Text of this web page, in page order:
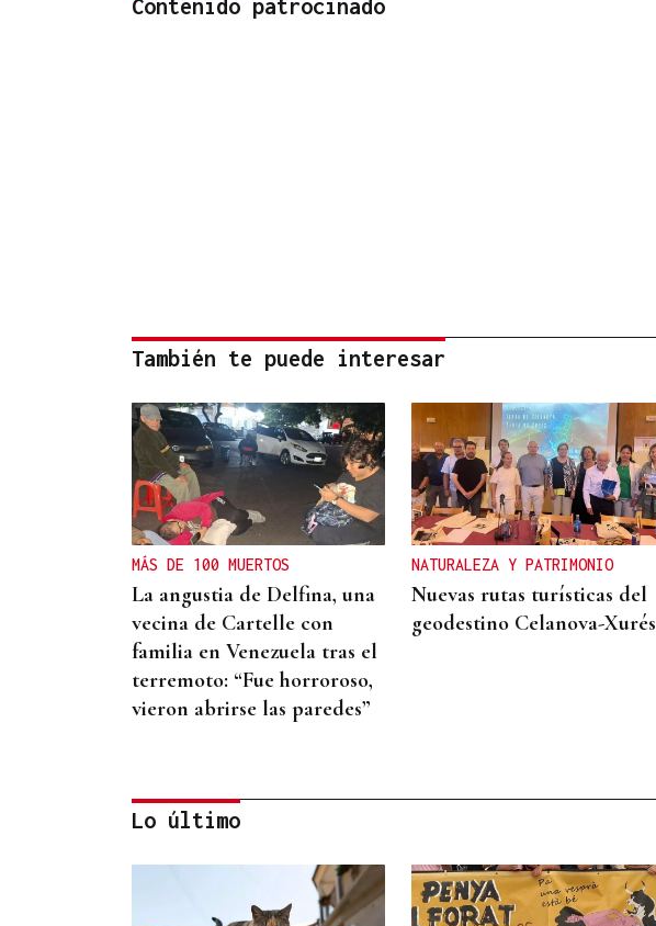
Contenido patrocinado
También te puede interesar
MÁS DE 100 MUERTOS
La angustia de Delfina, una
vecina de Cartelle con
familia en Venezuela tras el
terremoto: “Fue horroroso,
vieron abrirse las paredes”
NATURALEZA Y PATRIMONIO
Nuevas rutas turísticas del
geodestino Celanova-Xurés
CREACIÓN DE VIVIENDA
Lo último